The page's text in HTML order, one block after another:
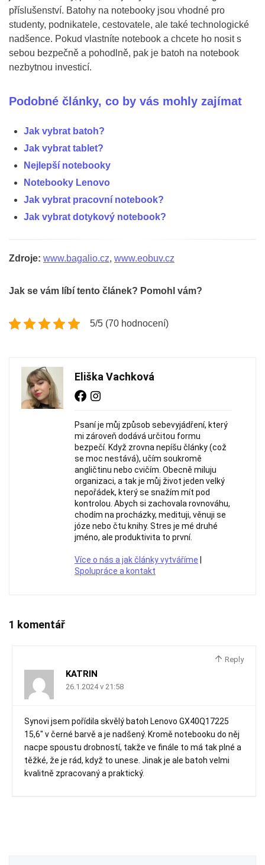
příslušenství. Batohy na notebooky jsou vhodné pro
studenty, podnikatele, cestovatele, ale také technologické
nadšence. Pokud vlastníte notebook a chcete ho nosit s
sebou bezpečně a pohodlně, pak je batoh na notebook
nezbytnou investicí.
Podobné články, co by vás mohly zajímat
Jak vybrat batoh?
Jak vybrat tablet?
Nejlepší notebooky
Notebooky Lenovo
Jak vybrat pracovní notebook?
Jak vybrat dotykový notebook?
Zdroje: www.bagalio.cz, www.eobuv.cz
Jak se vám líbí tento článek? Pomohl vám?
5/5 (70 hodnocení)
Eliška Vachková
Psaní je můj způsob sebevyjádření, který
mi zároveň dodává určitou formu
bezpečí. Když zrovna nepíšu články (což
se moc nestává), učím soukromě
angličtinu nebo cvičím. Obecně miluju
organizaci, a tak je můj život jeden velký
nepořádek, který se snažím mít pod
kontrolou. Abych si zachovala rovnováhu,
chodím na procházky, medituji, věnuji se
józe nebo čtu knihy. Stres je mé druhé
jméno, ale produktivita to první.
Více o nás a jak články vytváříme
Spolupráce a kontakt
1 komentář
Reply
KATRIN
26.1.2024 v 21:58
Synovi jsem pořídila skvělý batoh Lenovo GX40Q17225
15,6″ v černé barvě a je nadšený. Kromě notebooku do něj
nacpe spoustu drobností, takže ve finále to má tak plné a
těžké, že je rád, když to unese. Jinak je ale batoh velmi
kvalitně zpracovaný a praktický.